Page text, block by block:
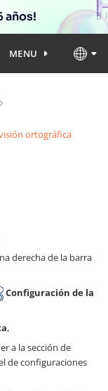
años!
MENU
ortográfica
derecha de la barra
Configuración de la
,
a la sección de
de configuraciones